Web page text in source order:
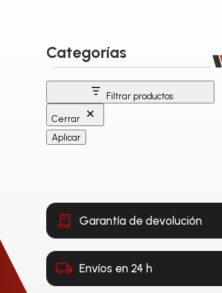
Categorías
Filtrar productos
Cerrar
Aplicar
Garantía de devolución
Envíos en 24 h